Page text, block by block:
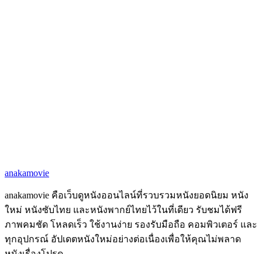
anakamovie
anakamovie คือเว็บดูหนังออนไลน์ที่รวบรวมหนังยอดนิยม หนัง
ใหม่ หนังซับไทย และหนังพากย์ไทยไว้ในที่เดียว รับชมได้ฟรี
ภาพคมชัด โหลดเร็ว ใช้งานง่าย รองรับมือถือ คอมพิวเตอร์ และ
ทุกอุปกรณ์ อัปเดตหนังใหม่อย่างต่อเนื่องเพื่อให้คุณไม่พลาด